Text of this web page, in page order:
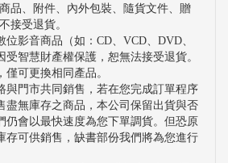
品、附件、內外包裝、隨貨文件、贈
接受退貨。
位影音商品（如：CD、VCD、DVD、
受智慧財產權保護，恕無法接受退貨。
僅可更換相同產品。
與門市共同銷售，若在您完成訂單程序
盡無庫存之商品，本公司保留出貨與否
仍會以最快速度為您下單調貨。但恐原
存可供銷售，缺書部份我們將為您進行